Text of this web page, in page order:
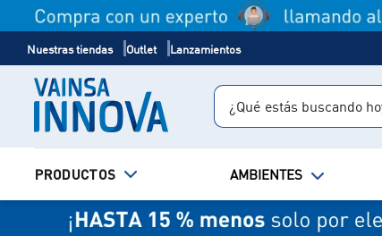
Nuestras tiendas Outlet Lanzamientos
¿Qué estás buscando hoy?
PRODUCTOS AMBIENTES
lavadero